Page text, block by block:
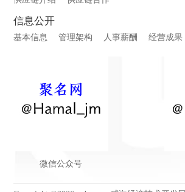
信息公开
基本信息 管理架构 人事薪酬 经营成果
微信公众号